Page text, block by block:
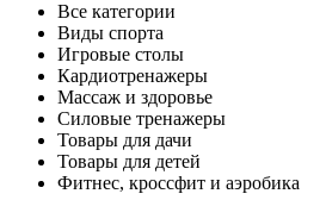
Все категории
Виды спорта
Игровые столы
Кардиотренажеры
Массаж и здоровье
Силовые тренажеры
Товары для дачи
Товары для детей
Фитнес, кроссфит и аэробика